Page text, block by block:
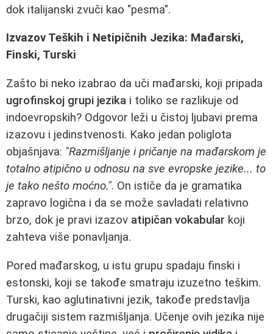
dok italijanski zvuči kao "pesma".
Izvazov Teških i Netipičnih Jezika: Mađarski,
Finski, Turski
Zašto bi neko izabrao da uči mađarski, koji pripada
ugrofinskoj grupi jezika i toliko se razlikuje od
indoevropskih? Odgovor leži u čistoj ljubavi prema
izazovu i jedinstvenosti. Kako jedan poliglota
objašnjava: "Razmišljanje i pričanje na mađarskom je
totalno atipično u odnosu na sve evropske jezike... to
je tako nešto moćno.". On ističe da je gramatika
zapravo logična i da se može savladati relativno
brzo, dok je pravi izazov atipičan vokabular koji
zahteva više ponavljanja.
Pored mađarskog, u istu grupu spadaju finski i
estonski, koji se takođe smatraju izuzetno teškim.
Turski, kao aglutinativni jezik, takođe predstavlja
drugačiji sistem razmišljanja. Učenje ovih jezika nije